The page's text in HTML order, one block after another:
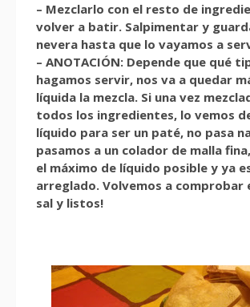
– Mezclarlo con el resto de
volver a batir. Salpimentar y
nevera hasta que lo vayamos a
– ANOTACIÓN: Depende que qué
hagamos servir, nos va a quedar
líquida la mezcla. Si una vez
todos los ingredientes, lo vemos
líquido para ser un paté, no pasa
pasamos a un colador de malla
el máximo de líquido posible y ya
arreglado. Volvemos a comprobar
sal y listos!